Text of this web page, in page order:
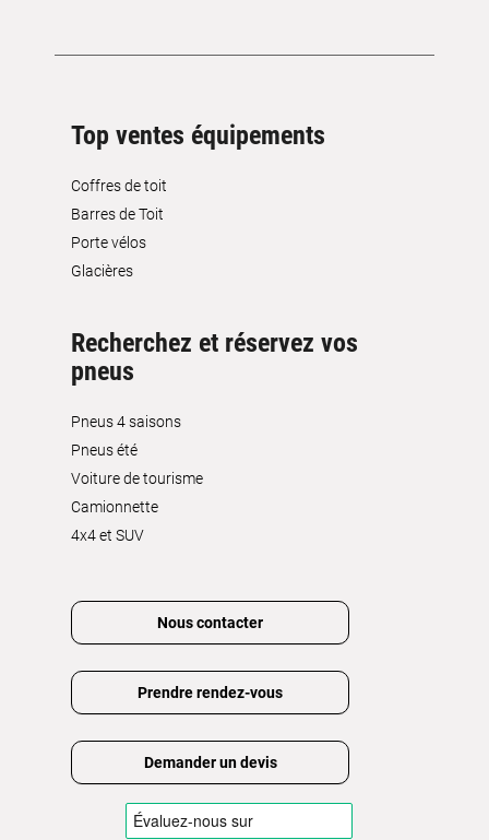
Top ventes équipements
Coffres de toit
Barres de Toit
Porte vélos
Glacières
Recherchez et réservez vos
pneus
Pneus 4 saisons
Pneus été
Voiture de tourisme
Camionnette
4x4 et SUV
Nous contacter
Prendre rendez-vous
Demander un devis